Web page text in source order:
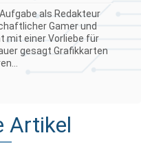
als Redakteur
Gamer und
mit einer Vorliebe für
gesagt Grafikkarten
Artikel